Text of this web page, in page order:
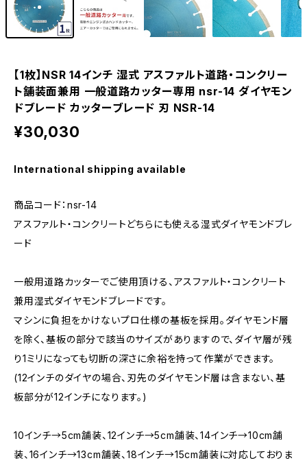
【1枚】NSR 14インチ 湿式 アスファルト道路・コンクリー
ト舗装面兼用 一般道路カッター専用 nsr-14 ダイヤモン
ドブレード カッターブレード 刃 NSR-14
¥30,030
International shipping available
商品コード：nsr-14
アスファルト・コンクリートどちらにも使える湿式ダイヤモンドブレ
ード
一般用道路カッターでご使用頂ける、アスファルト・コンクリート
兼用湿式ダイヤモンドブレードです。
マシンに負担をかけないプロ仕様の基板を採用。ダイヤモンド層
を除く、基板の部分で該当のサイズがありますので、ダイヤ層が残
り1ミリになっても切断の深さに余裕を持って作業ができます。
(12インチのダイヤの場合、刃先のダイヤモンド層は含まない、基
板部分が12インチになります。)
10インチ→5cm舗装、12インチ→5cm舗装、14インチ→10cm舗
装、16インチ→13cm舗装、18インチ→15cm舗装に対応しておりま